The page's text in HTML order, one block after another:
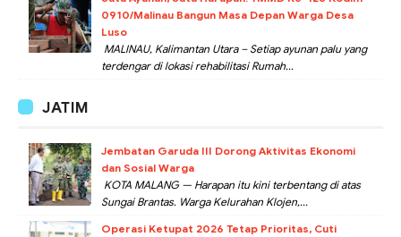
0910/Malinau Bangun Masa Depan Warga Desa
Luso
MALINAU, Kalimantan Utara – Setiap ayunan palu yang
terdengar di lokasi rehabilitasi Rumah...
JATIM
Jembatan Garuda III Dorong Aktivitas Ekonomi
dan Sosial Warga
KOTA MALANG — Harapan itu kini terbentang di atas
Sungai Brantas. Warga Kelurahan Klojen,...
Operasi Ketupat 2026 Tetap Prioritas, Cuti